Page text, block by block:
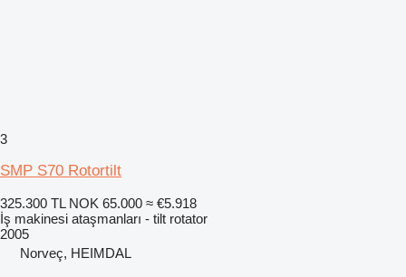
3
SMP S70 Rotortilt
325.300 TL NOK 65.000 ≈ €5.918
İş makinesi ataşmanları - tilt rotator
2005
Norveç, HEIMDAL